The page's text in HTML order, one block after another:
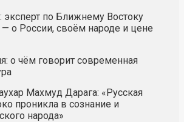
эксперт по Ближнему Востоку
о России, своём народе и цене
о чём говорит современная
Махмуд Дарага: «Русская
проникла в сознание и
народа»